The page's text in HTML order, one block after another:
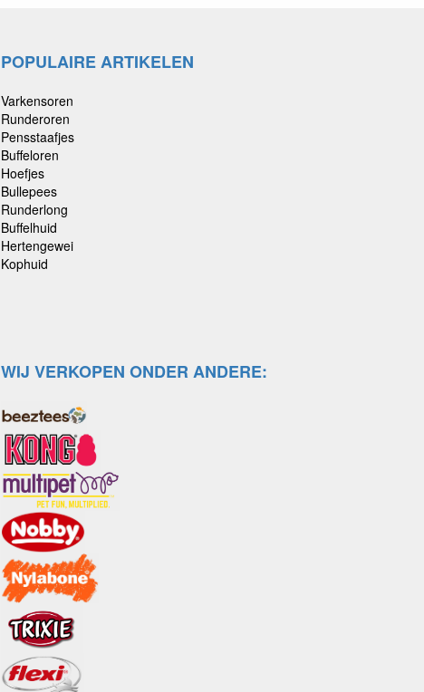
POPULAIRE ARTIKELEN
Varkensoren
Runderoren
Pensstaafjes
Buffeloren
Hoefjes
Bullepees
Runderlong
Buffelhuid
Hertengewei
Kophuid
WIJ VERKOPEN ONDER ANDERE: